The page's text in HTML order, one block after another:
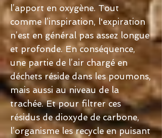
l’apport en oxygène. Tout
comme l’inspiration, l'expiration
n’est en général pas assez longue
et profonde. En conséquence,
une partie de l’air chargé en
déchets réside dans les poumons,
mais aussi au niveau de la
trachée. Et pour filtrer ces
résidus de dioxyde de carbone,
l’organisme les recycle en puisant